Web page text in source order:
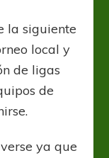
la siguiente
local y
de ligas
de
ya que